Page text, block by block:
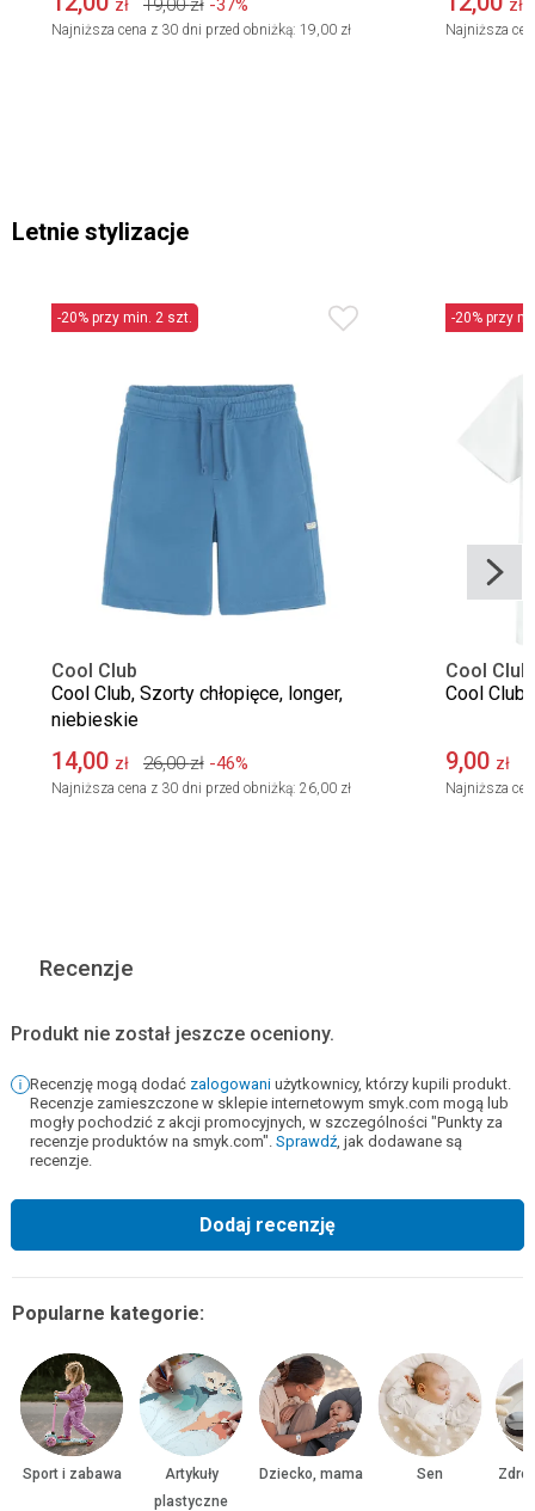
zł 19,00 zł -37%
Najniższa cena z 30 dni przed obniżką: 19,00 zł
zł
Najniższa
Letnie stylizacje
-20% przy min. 2 szt.
Cool Club
Cool Club, Szorty chłopięce, longer,
niebieskie
14,00 zł 26,00 zł -46%
Najniższa cena z 30 dni przed obniżką: 26,00 zł
-20% przy
Cool Club
Cool Club,
9,00 zł
Najniższa
Recenzje
Produkt nie został jeszcze oceniony.
Recenzję mogą dodać zalogowani użytkownicy, którzy kupili produkt.
Recenzje zamieszczone w sklepie internetowym smyk.com mogą lub
mogły pochodzić z akcji promocyjnych, w szczególności "Punkty za
recenzje produktów na smyk.com". Sprawdź, jak dodawane są
recenzje.
Dodaj recenzję
Popularne kategorie:
Sport i zabawa
Artykuły
plastyczne
Dziecko, mama Sen